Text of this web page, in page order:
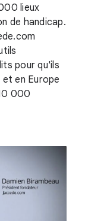
lieux
de handicap.
pour qu'ils
en Europe
000